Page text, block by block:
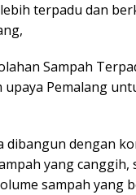
terpadu dan
Sampah
upaya Pemalang
dibangun dengan
yang
sampah yang